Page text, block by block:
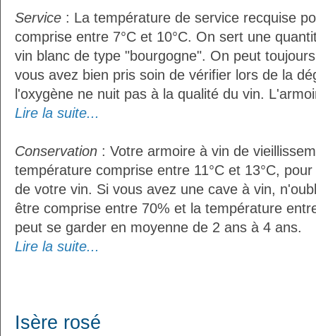
Service : La température de service recquise
comprise entre 7°C et 10°C. On sert une
vin blanc de type "bourgogne". On peut
vous avez bien pris soin de vérifier lors de la
l'oxygène ne nuit pas à la qualité du vin.
Lire la suite...
Conservation : Votre armoire à vin de
température comprise entre 11°C et 13°C,
de votre vin. Si vous avez une cave à vin,
être comprise entre 70% et la température
peut se garder en moyenne de 2 ans à 4 ans.
Lire la suite...
Isère rosé